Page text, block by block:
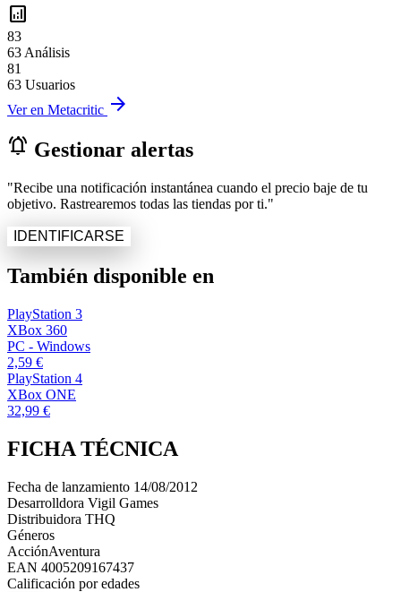
analytics
83
63 Análisis
81
63 Usuarios
Ver en Metacritic arrow_forward
notifications_active Gestionar alertas
"Recibe una notificación instantánea cuando el precio baje de tu
objetivo. Rastrearemos todas las tiendas por ti."
IDENTIFICARSE
También disponible en
PlayStation 3
XBox 360
PC - Windows
2,59 €
PlayStation 4
XBox ONE
32,99 €
FICHA TÉCNICA
Fecha de lanzamiento 14/08/2012
Desarrolldora Vigil Games
Distribuidora THQ
Géneros
AcciónAventura
EAN 4005209167437
Calificación por edades